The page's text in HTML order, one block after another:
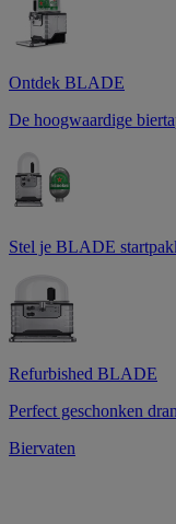
Ontdek BLADE
De hoogwaardige
Stel je BLADE
Refurbished BLADE
Perfect geschonken
Biervaten